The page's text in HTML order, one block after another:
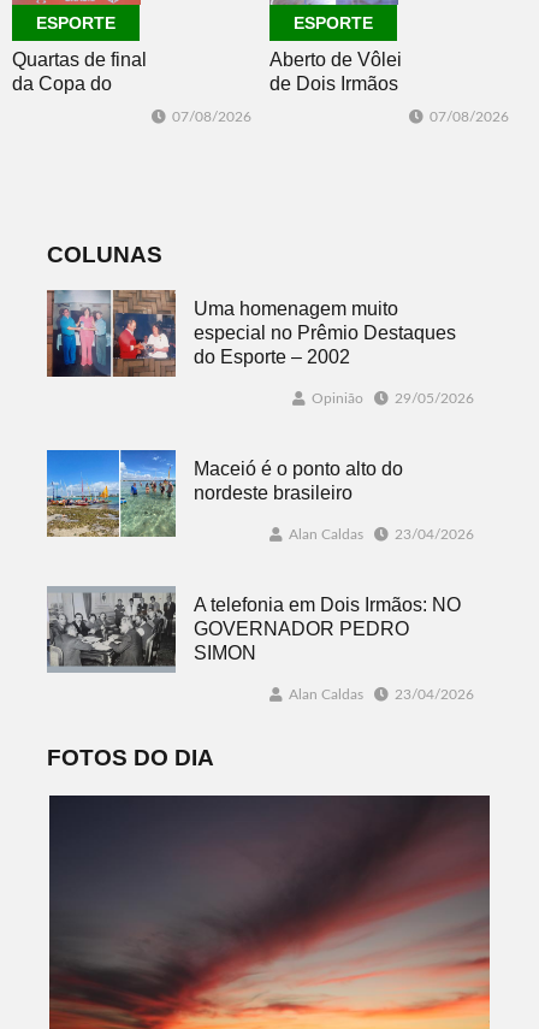
ESPORTE
Quartas de final
da Copa do
Brasil 2026: veja
07/08/2026
ESPORTE
Aberto de Vôlei
de Dois Irmãos
07/08/2026
COLUNAS
Uma homenagem muito
especial no Prêmio Destaques
do Esporte – 2002
Opinião 29/05/2026
Maceió é o ponto alto do
nordeste brasileiro
Alan Caldas 23/04/2026
A telefonia em Dois Irmãos: NO
GOVERNADOR PEDRO
SIMON
Alan Caldas 23/04/2026
FOTOS DO DIA